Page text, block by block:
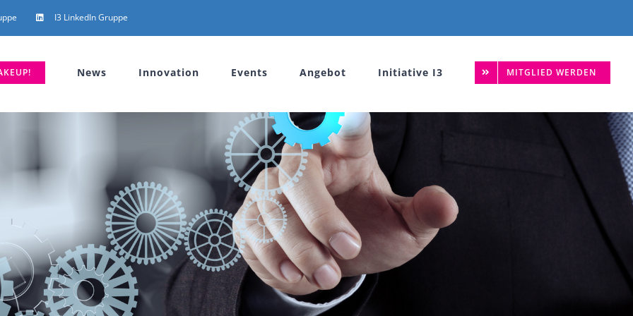
I3 LinkedIn Gruppe
News Innovation Events Angebot Initiative I3 MITGLIED WERDEN